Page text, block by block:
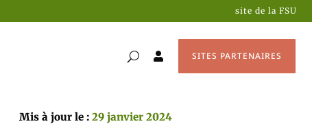
site de la FSU
 SITES PARTENAIRES
Mis à jour le : 29 janvier 2024